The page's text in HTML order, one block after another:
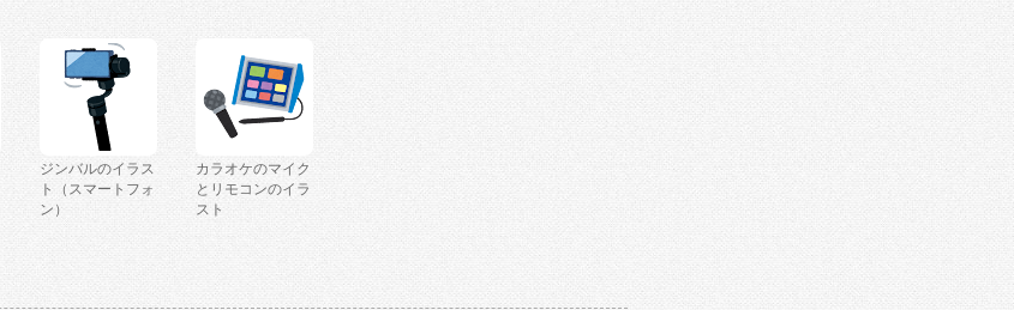
ジンバルのイラス
ト（スマートフォ
ン）
カラオケのマイク
とリモコンのイラ
スト